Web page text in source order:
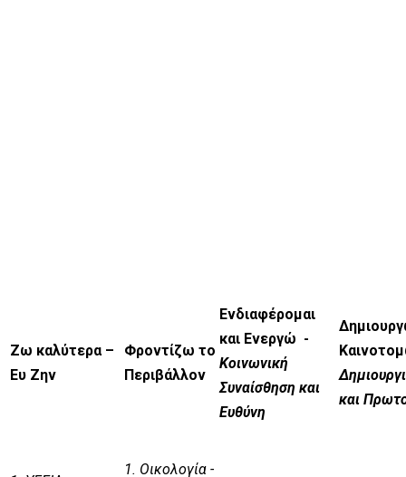
Ζω καλύτερα –
Ευ Ζην
Φροντίζω το
Περιβάλλον
Ενδιαφέρομαι
και Ενεργώ -
Κοινωνική
Συναίσθηση και
Ευθύνη
και
1. Οικολογία -